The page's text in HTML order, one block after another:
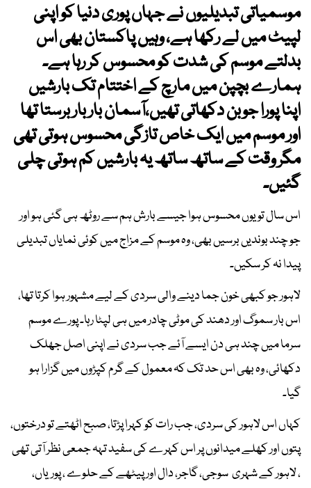
موسمیاتی تبدیلیوں نے جہاں پوری دنیا کو اپنی
لپیٹ میں لے رکھا ہے، وہیں پاکستان بھی اس
بدلتے موسم کی شدت کو محسوس کر رہا ہے۔
ہمارے بچپن میں مارچ کے اختتام تک بارشیں
اپنا پورا جوبن دکھاتی تھیں،آسمان بار بار برستا تھا
اور موسم میں ایک خاص تازگی محسوس ہوتی تھی
مگر وقت کے ساتھ ساتھ یہ بارشیں کم ہوتی چلی
گئیں۔
اس سال تو یوں محسوس ہوا جیسے بارش ہم سے روٹھ ہی گئی ہو اور
جو چند بوندیں برسیں بھی، وہ موسم کے مزاج میں کوئی نمایاں تبدیلی
پیدا نہ کر سکیں۔
لاہور جو کبھی خون جما دینے والی سردی کے لیے مشہور ہوا کرتا تھا،
اس بار سموگ اور دھند کی موٹی چادر میں ہی لپٹا رہا۔ پورے موسم
سرما میں چند ہی دن ایسے آئے جب سردی نے اپنی اصل جھلک
دکھائی، وہ بھی اس حد تک کہ معمول کے گرم کپڑوں میں گزارا ہو
گیا۔
کہاں اس لاہور کی سردی، جب رات کو کہرا پڑتا، صبح اٹھتے تو درختوں،
پتوں اور کھلے میدانوں پر اس کہرے کی سفید تہہ جمعی نظر آتی تھی
، لاہور کے شہری سوجی، گاجر، دال اور پیٹھے کے حلوے ، پوریاں،